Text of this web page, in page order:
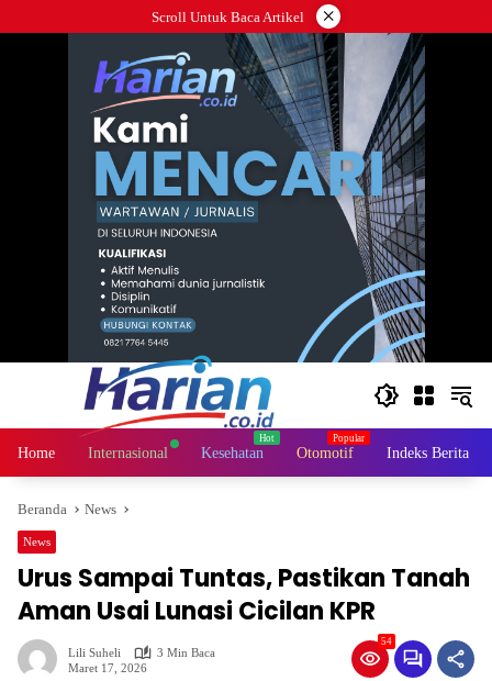
ke
Scroll Untuk Baca Artikel ×
Home Internasional Kesehatan Otomotif Indeks Berita
Beranda News
News
Urus Sampai Tuntas, Pastikan Tanah
Aman Usai Lunasi Cicilan KPR
Lili Suheli
3 Min Baca
Maret 17, 2026
54